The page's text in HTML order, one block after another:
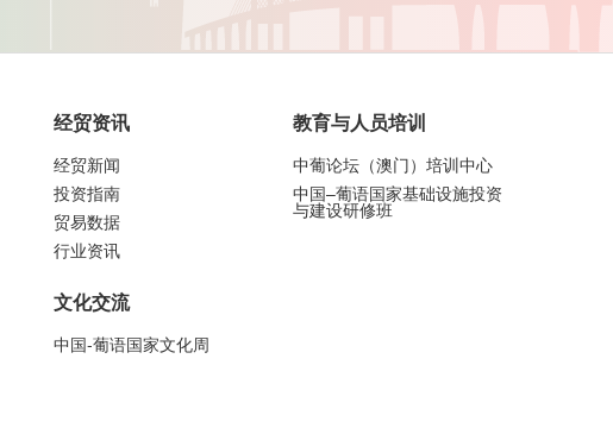
经贸资讯
经贸新闻
投资指南
贸易数据
行业资讯
文化交流
中国-葡语国家文化周
教育与人员培训
中葡论坛（澳门）培训中心
中国–葡语国家基础设施投资
与建设研修班